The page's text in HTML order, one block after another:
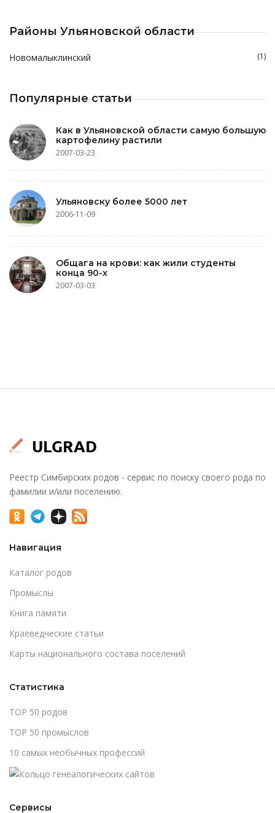
Районы Ульяновской области
Новомалыклинский (1)
Популярные статьи
Как в Ульяновской области самую большую
картофелину растили
2007-03-23
Ульяновску более 5000 лет
2006-11-09
Общага на крови: как жили студенты
конца 90-х
2007-03-03
Реестр Симбирских родов - сервис по поиску своего рода по
фамилии и/или поселению.
Навигация
Каталог родов
Промыслы
Книга памяти
Краеведческие статьи
Карты национального состава поселений
Статистика
TOP 50 родов
TOP 50 промыслов
10 самых необычных профессий
Сервисы